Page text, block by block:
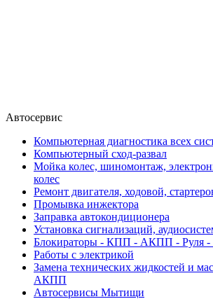
Автосервис
Компьютерная диагностика всех
Компьютерный сход-развал
Мойка колес, шиномонтаж,
колес
Ремонт двигателя, ходовой,
Промывка инжектора
Заправка автокондиционера
Установка сигнализаций,
Блокираторы - КПП - АКПП - Руля -
Работы с электрикой
Замена технических жидкостей и
АКПП
Автосервисы Мытищи